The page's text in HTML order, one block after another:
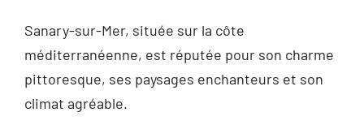
Sanary-sur-Mer, située sur la côte
méditerranéenne, est réputée pour son charme
pittoresque, ses paysages enchanteurs et son
climat agréable.